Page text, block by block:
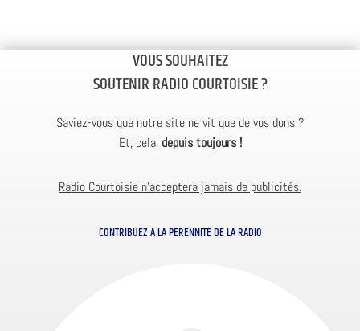
VOUS SOUHAITEZ
SOUTENIR RADIO COURTOISIE ?
Saviez-vous que notre site ne vit que de vos dons ?
Et, cela, depuis toujours !
Radio Courtoisie n’acceptera jamais de publicités.
CONTRIBUEZ À LA PÉRENNITÉ DE LA RADIO